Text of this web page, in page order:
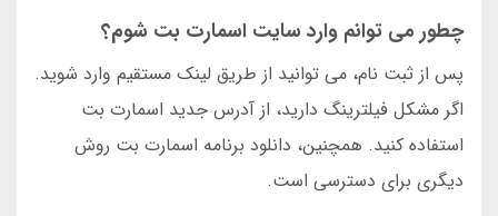
چطور می توانم وارد سایت اسمارت بت شوم؟
پس از ثبت نام، می توانید از طریق لینک مستقیم وارد شوید.
اگر مشکل فیلترینگ دارید، از آدرس جدید اسمارت بت
استفاده کنید. همچنین، دانلود برنامه اسمارت بت روش
دیگری برای دسترسی است.